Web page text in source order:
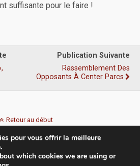
suffisante pour le faire !
Publication Suivante
Rassemblement Des
Opposants À Center Parcs
Retour au début
pour vous offrir la meilleure
which cookies we are using or